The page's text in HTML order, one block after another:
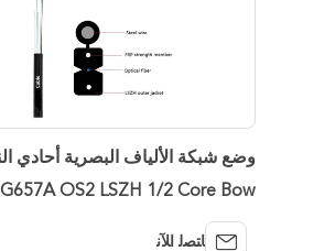
وضع شبكة الألياف البصرية أحادي
OS2 LSZH 1/2 Core Bow
Bow Type
ﺎﺘﺼﻟ ﺍﻶﻧ